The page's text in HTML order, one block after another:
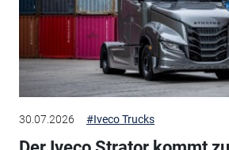
30.07.2026 #Iveco Trucks